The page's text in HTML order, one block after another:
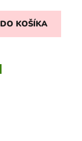
DO KOŠÍKA